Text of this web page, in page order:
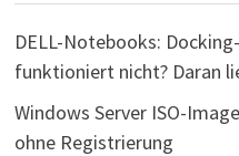
DELL-Notebooks:
funktioniert nicht? Daran
Windows Server ISO-
ohne Registrierung